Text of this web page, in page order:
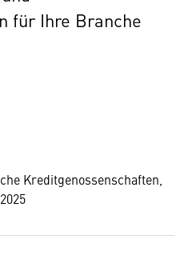
für Ihre Branche
Kreditgenossenschaften,